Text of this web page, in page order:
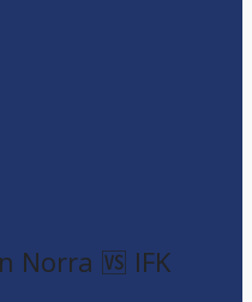
Norra 🆚 IFK